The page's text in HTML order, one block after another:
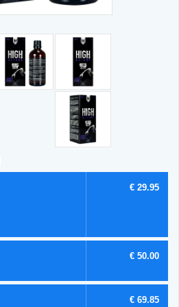
€ 29.95
€ 50.00
€ 69.85